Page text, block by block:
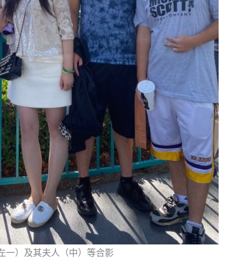
一）及其夫人（中）等合影